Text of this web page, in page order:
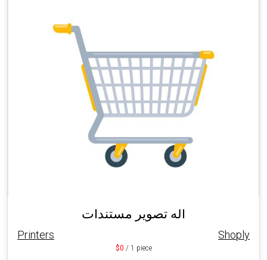
اله تصوير مستندات
Printers Shoply
$0 / 1 piece